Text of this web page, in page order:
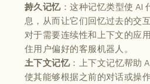
持久记忆：这种记忆类型使 AI
息，从而让它们回忆过去的交
对于需要连续性和上下文的应
住用户偏好的客服机器人。
上下文记忆：上下文记忆帮助
使其能够根据之前的对话或操